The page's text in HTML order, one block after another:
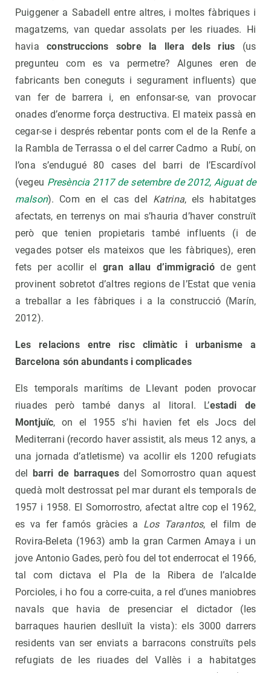
Puiggener a Sabadell entre altres, i moltes fàbriques i
magatzems, van quedar assolats per les riuades. Hi
haviaconstruccions sobre la llera dels rius (us
pregunteu com es va permetre? Algunes eren de
fabricants ben coneguts i segurament influents) que
van fer de barrera i, en enfonsar-se, van provocar
onades d’enorme força destructiva. El mateix passà en
cegar-se i després rebentar ponts com el de la Renfe a
la Rambla de Terrassa o el del carrer Cadmo a Rubí, on
l’ona s’endugué 80 cases del barri de l’Escardívol
(vegeu Presència 2117 de setembre de 2012, Aiguat de
malson). Com en el cas del Katrina, els habitatges
afectats, en terrenys on mai s’hauria d’haver construït
però que tenien propietaris també influents (i de
vegades potser els mateixos que les fàbriques), eren
fets per acollir elgran allau d’immigracióde gent
provinent sobretot d’altres regions de l’Estat que venia
a treballar a les fàbriques i a la construcció (Marín,
2012).
Les relacions entre risc climàtic i urbanisme a
Barcelona són abundants i complicades
Els temporals marítims de Llevant poden provocar
riuades però també danys al litoral. L’estadi de
Montjuïc, on el 1955 s’hi havien fet els Jocs del
Mediterrani (recordo haver assistit, als meus 12 anys, a
una jornada d’atletisme) va acollir els 1200 refugiats
del barri de barraquesdel Somorrostro quan aquest
quedà molt destrossat pel mar durant els temporals de
1957 i 1958. El Somorrostro, afectat altre cop el 1962,
es va fer famós gràcies a Los Tarantos, el film de
Rovira-Beleta (1963) amb la gran Carmen Amaya i un
jove Antonio Gades, però fou del tot enderrocat el 1966,
tal com dictava el Pla de la Ribera de l’alcalde
Porcioles, i ho fou a corre-cuita, a rel d’unes maniobres
navals que havia de presenciar el dictador (les
barraques haurien deslluït la vista): els 3000 darrers
residents van ser enviats a barracons construïts pels
refugiats de les riuades del Vallès i a habitatges